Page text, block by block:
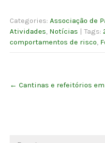
Categories: Associação de
Atividades, Notícias | Tags:
comportamentos de risco,
navigation
← Cantinas e refeitórios